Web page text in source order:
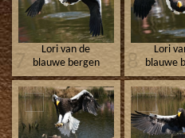
7
Lori van de
blauwe bergen
8
Lori
blauwe